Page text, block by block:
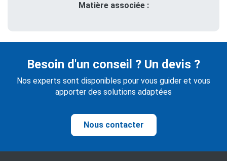
Matière associée :
Besoin d'un conseil ? Un devis ?
Nos experts sont disponibles pour vous guider et vous
apporter des solutions adaptées
Nous contacter